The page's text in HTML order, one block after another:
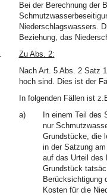
Bei der Berechnung der
Niederschlagswassers.
Beziehung, das
Zu Abs. 2:
Nach Art. 5 Abs. 2 Satz
hoch sind. Dies ist der
In folgenden Fällen ist
a)
In einem Teil des
nur
Grundstücke, die
in der Satzung
auf das Urteil des
Grundstück
Berücksichtigung
Kosten für die